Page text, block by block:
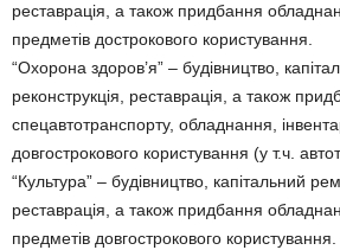
реставрація, а також придбання
предметів дострокового користування.
“Охорона здоров’я” – будівництво,
реконструкція, реставрація, а також
спецавтотранспорту, обладнання,
довгострокового користування (у т.ч.
“Культура” – будівництво, капітальний
реставрація, а також придбання
предметів довгострокового користування.